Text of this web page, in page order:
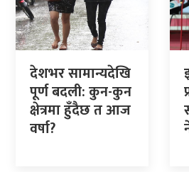
देशभर सामान्यदेखि
पूर्ण बदली: कुन-कुन
क्षेत्रमा हुँदैछ त आज
वर्षा?